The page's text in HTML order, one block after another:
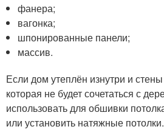
фанера;
вагонка;
шпонированные панели;
массив.
Если дом утеплён изнутри и
которая не будет сочетаться с
использовать для обшивки
или установить натяжные потолки.